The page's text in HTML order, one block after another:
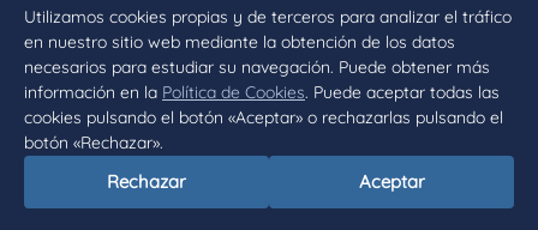
Utilizamos cookies propias y de terceros para analizar el tráfico
en nuestro sitio web mediante la obtención de los datos
necesarios para estudiar su navegación. Puede obtener más
información en la Política de Cookies. Puede aceptar todas las
cookies pulsando el botón «Aceptar» o rechazarlas pulsando el
botón «Rechazar».
Rechazar Aceptar
contacto@aytobadajoz.es
Facebook
X Instagram
YouTube
Inicio Aviso legal
Declaración de accesibilidad